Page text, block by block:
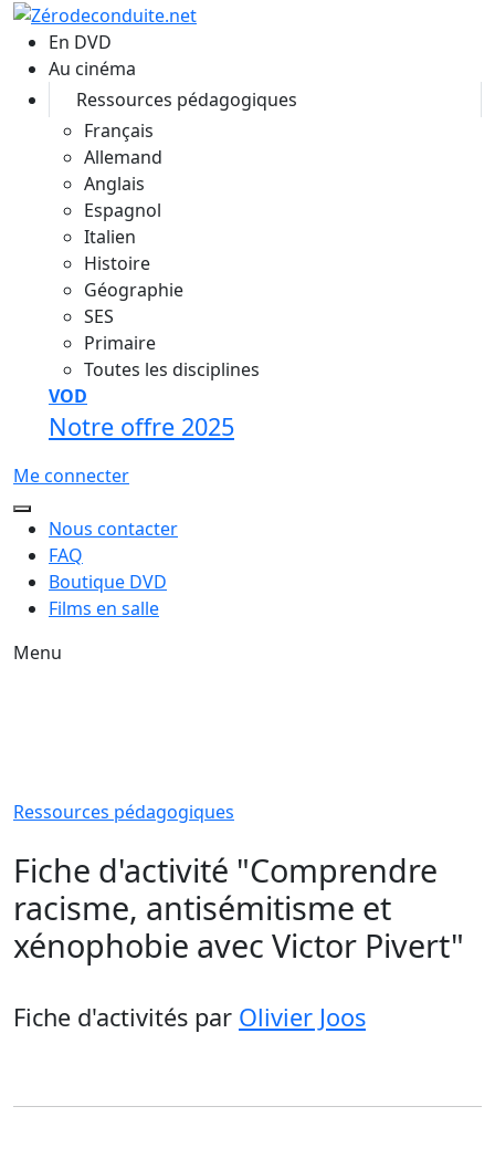
Aller au contenu principal
En DVD
Au cinéma
Ressources pédagogiques
Français
Allemand
Anglais
Espagnol
Italien
Histoire
Géographie
SES
Primaire
Toutes les disciplines
VOD
Notre offre 2025
Me connecter
Nous contacter
FAQ
Boutique DVD
Films en salle
Menu
Ressources pédagogiques
Fiche d'activité "Comprendre
racisme, antisémitisme et
xénophobie avec Victor Pivert"
Fiche d'activités par Olivier Joos